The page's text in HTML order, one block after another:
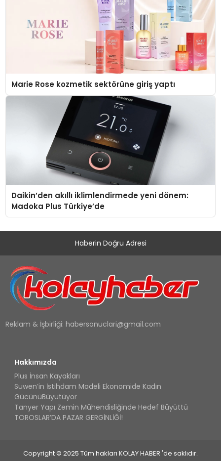
Marie Rose kozmetik sektörüne giriş yaptı
Daikin’den akıllı iklimlendirmede yeni dönem:
Madoka Plus Türkiye’de
Haberin Doğru Adresi
Reklam & İşbirliği: habersonuclari@gmail.com
Hakkımızda
Plus İnsan Kayakları
Suwen’in İstihdam Modeli Ekonomide Kadın
GücünüBüyütüyor
Tanyer Yapı Zemin Mühendisliğinde Hedef Büyüttü
TOROSLAR’DA PAZAR GERGİNLİĞİ!
Copyright © 2025 Tüm hakları KOLAY HABER 'de saklıdır.